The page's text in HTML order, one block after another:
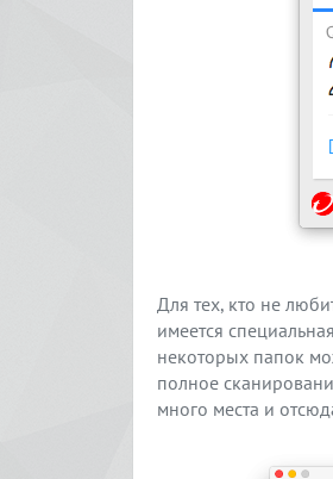
Для тех, кто не
имеется
некоторых папок
полное
много места и